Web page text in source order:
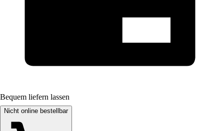
Bequem liefern lassen
Nicht online bestellbar